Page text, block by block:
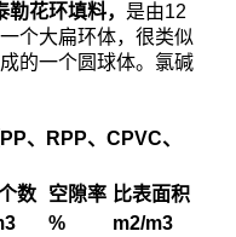
花环填料， 是由12
个大扁环体，很类似
的一个圆球体。氯碱
、RPP、CPVC、
数
空隙率
%
比表面积
m2/m3